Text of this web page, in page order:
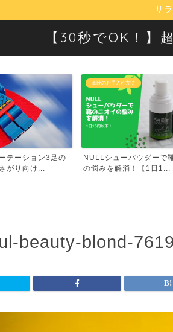
サ
【30秒でOK！】
ダーで靴のニオイ
1日1...
革靴の選び方
平均的なサラリーマンな
きたい！革靴の値段相場
beauty-blond-